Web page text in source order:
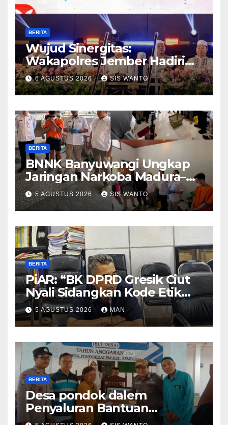
BERITA
Wujud Sinergitas:
Wakapolres Jember Hadiri
Sholawat & Doa Sambut HUT
RI ke-81
6 AGUSTUS 2026 SIS WANTO
BERITA
BNNK Banyuwangi Ungkap
Jaringan Narkoba Madura–
Bali
5 AGUSTUS 2026 SIS WANTO
BERITA
PiAR: “BK DPRD Gresik Ciut
Nyali Sidangkan Kode Etik
Ketua DPRD”
5 AGUSTUS 2026 MAN
BERITA
Desa pondok dalem
Penyaluran Bantuan
Langsung Tunai (BLT) Di